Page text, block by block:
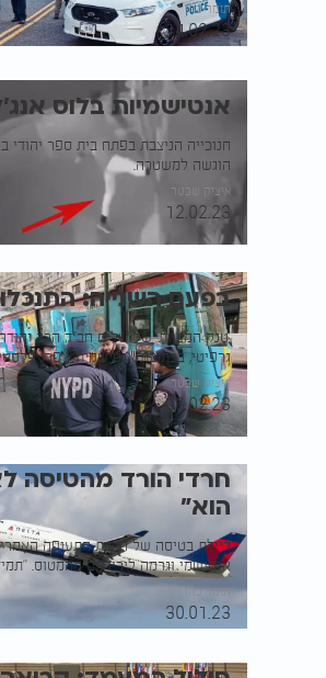
תומר כהן
14.02.23
אנטישמיות בלוס
חנוכייה הניצבת בפתח בית ספר
הוגשה למשטרה.
איציק שכטר
12.02.23
בפעם השנייה:
'טנק המצוות' של שליח חב"ד הרב
גרפיטי, בכתובת אנטישמית - פרו
איציק שכטר
06.02.23
חרדי הורד מהטיסה
הוא"
דיילת בטיסה של חברת התעופה
אנטישמי וגרמה לירידתם מהמטוס.
תומר כהן
30.01.23